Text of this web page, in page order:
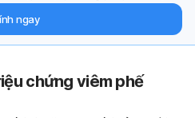
ngay
chứng viêm phế